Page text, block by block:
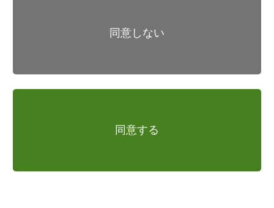
ー」といいます）を本ソフトウェア上から
られるものとします。
ドングルまたはライセンスキーをご使用さ
同意しない
同意する